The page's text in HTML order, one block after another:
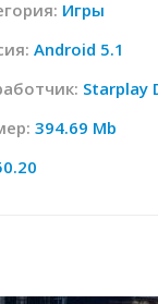
Игры
Android 5.1
Starplay
394.69 Mb